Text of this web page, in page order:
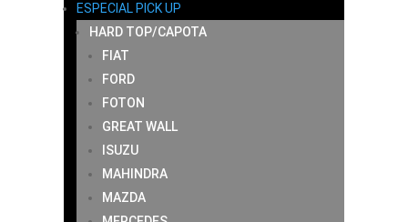
ESPECIAL PICK UP
HARD TOP/CAPOTA
FIAT
FORD
FOTON
GREAT WALL
ISUZU
MAHINDRA
MAZDA